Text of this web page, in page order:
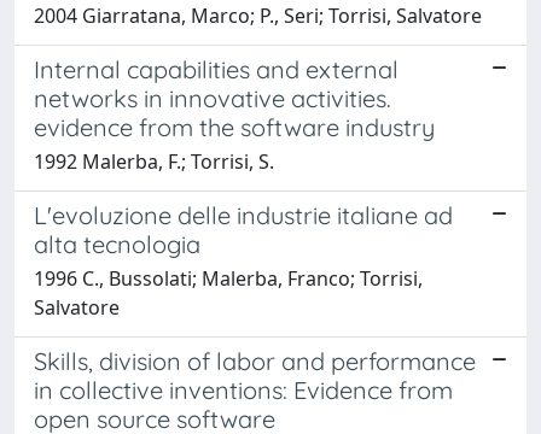
2004 Giarratana, Marco; P., Seri; Torrisi, Salvatore
Internal capabilities and external
networks in innovative activities.
evidence from the software industry
1992 Malerba, F.; Torrisi, S.
L'evoluzione delle industrie italiane ad
alta tecnologia
1996 C., Bussolati; Malerba, Franco; Torrisi,
Salvatore
Skills, division of labor and performance
in collective inventions: Evidence from
open source software